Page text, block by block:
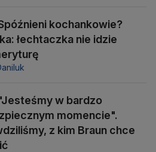
kochankowie?
łechtaczka nie idzie
w bardzo
momencie".
z kim Braun chce